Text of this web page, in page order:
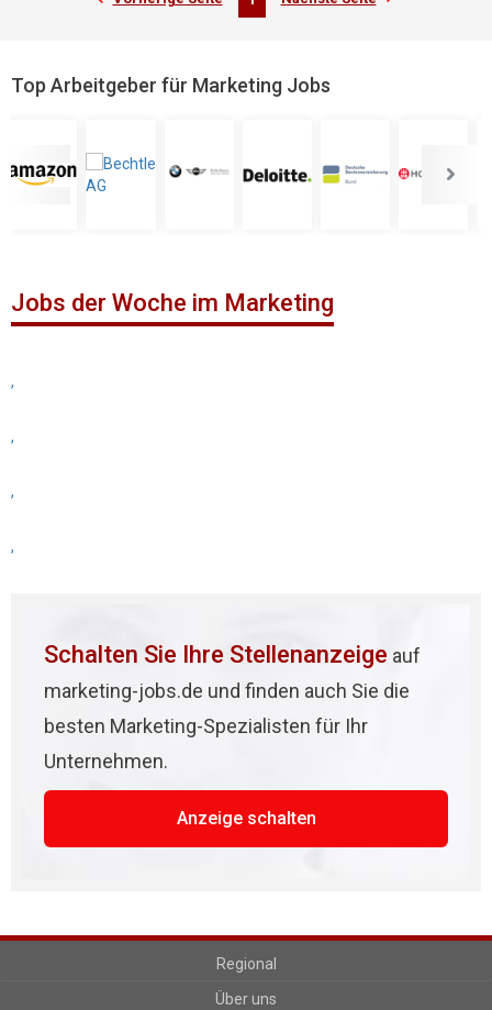
Top Arbeitgeber für Marketing Jobs
Jobs der Woche im Marketing
,
,
,
,
Schalten Sie Ihre Stellenanzeige auf
marketing-jobs.de und finden auch Sie die
besten Marketing-Spezialisten für Ihr
Unternehmen.
Anzeige schalten
Regional
Über uns